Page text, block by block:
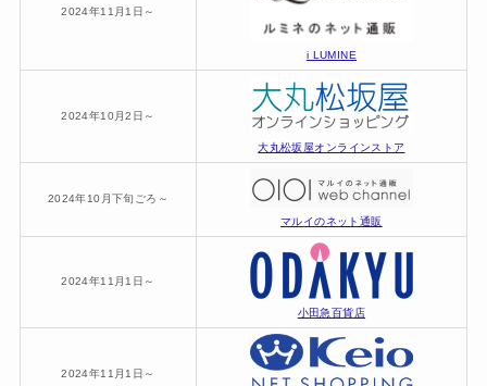
2024年11月1日～
i LUMINE
2024年10月2日～
大丸松坂屋オンラインストア
2024年10月下旬ごろ～
マルイのネット通販
2024年11月1日～
小田急百貨店
2024年11月1日～